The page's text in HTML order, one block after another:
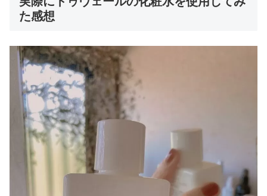
た感想